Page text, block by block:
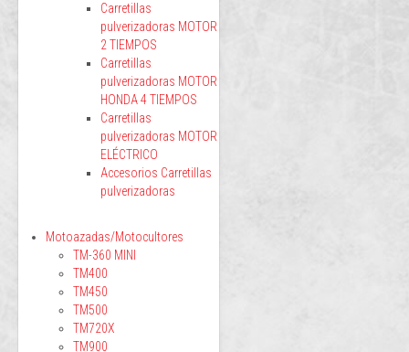
Carretillas
pulverizadoras MOTOR
2 TIEMPOS
Carretillas
pulverizadoras MOTOR
HONDA 4 TIEMPOS
Carretillas
pulverizadoras MOTOR
ELÉCTRICO
Accesorios Carretillas
pulverizadoras
Motoazadas/Motocultores
TM-360 MINI
TM400
TM450
TM500
TM720X
TM900